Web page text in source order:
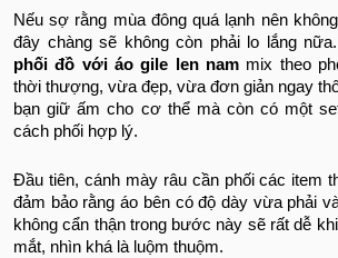
Nếu sợ rằng mùa đông quá lạnh nên
đây chàng sẽ không còn phải lo lắng
phối đồ với áo gile len nam mix theo
thời thượng, vừa đẹp, vừa đơn giản ngay
bạn giữ ấm cho cơ thể mà còn có một
cách phối hợp lý.
Đầu tiên, cánh mày râu cần phối các item
đảm bảo rằng áo bên có độ dày vừa phải
không cẩn thận trong bước này sẽ rất dễ
mắt, nhìn khá là luộm thuộm.